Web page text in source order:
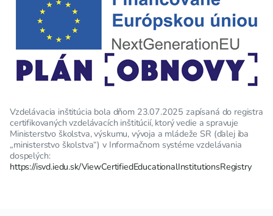
Vzdelávacia inštitúcia bola dňom 23.07.2025 zapísaná do registra
certifikovaných vzdelávacích inštitúcií, ktorý vedie a spravuje
Ministerstvo školstva, výskumu, vývoja a mládeže SR (ďalej iba
„ministerstvo školstva“) v Informačnom systéme vzdelávania
dospelých:
https://isvd.iedu.sk/ViewCertifiedEducationalInstitutionsRegistry